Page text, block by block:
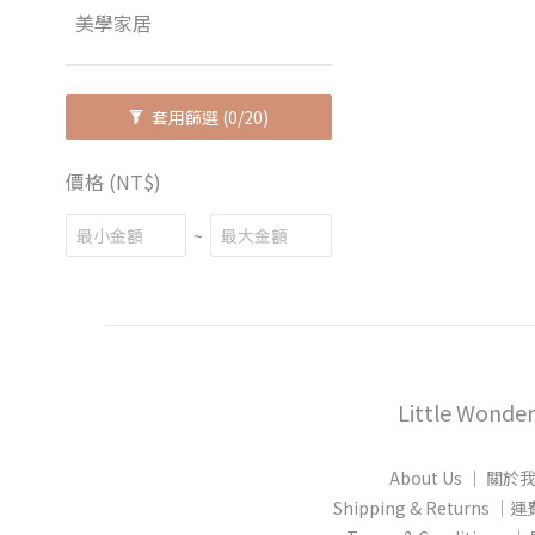
美學家居
套用篩選 (0/20)
價格 (NT$)
~
Little
About Us │ 關於
Shipping & Returns │運